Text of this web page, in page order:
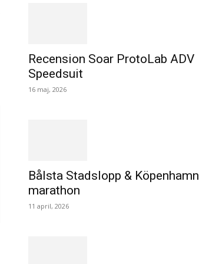
Recension Soar ProtoLab ADV
Speedsuit
16 maj, 2026
Bålsta Stadslopp & Köpenhamn
marathon
11 april, 2026